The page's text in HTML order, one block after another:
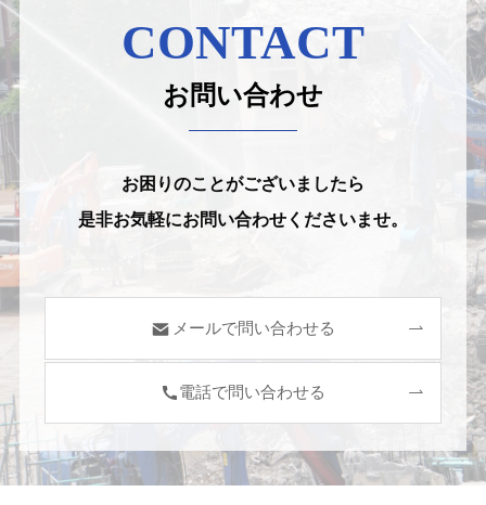
CONTACT
お問い合わせ
お困りのことがございましたら
是非お気軽にお問い合わせくださいませ。
メールで問い合わせる
電話で問い合わせる